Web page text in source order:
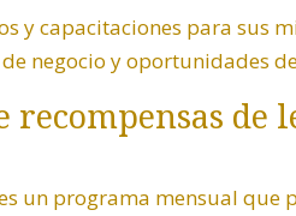
y capacitaciones para sus
negocio y oportunidades
recompensas de
un programa mensual